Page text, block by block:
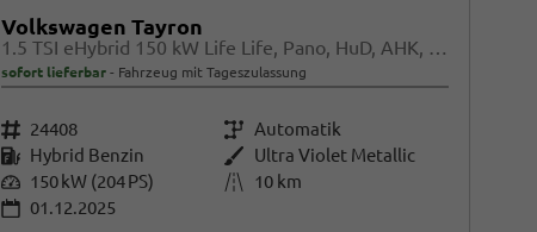
Volkswagen Tayron
1.5 TSI eHybrid 150 kW Life Life, Pano, HuD, AHK, AreaView, Side, Navi, Winter, 5-J. Garantie
sofort lieferbar Fahrzeug mit Tageszulassung
Fahrzeugnr. 24408 GetriebeAutomatik
Kraftstoff Hybrid Benzin Außenfarbe Ultra Violet Metallic
Leistung 150 kW (204 PS) Kilometerstand 10 km
01.12.2025